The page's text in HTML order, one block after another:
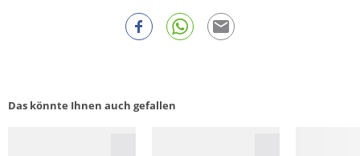
Das könnte Ihnen auch gefallen